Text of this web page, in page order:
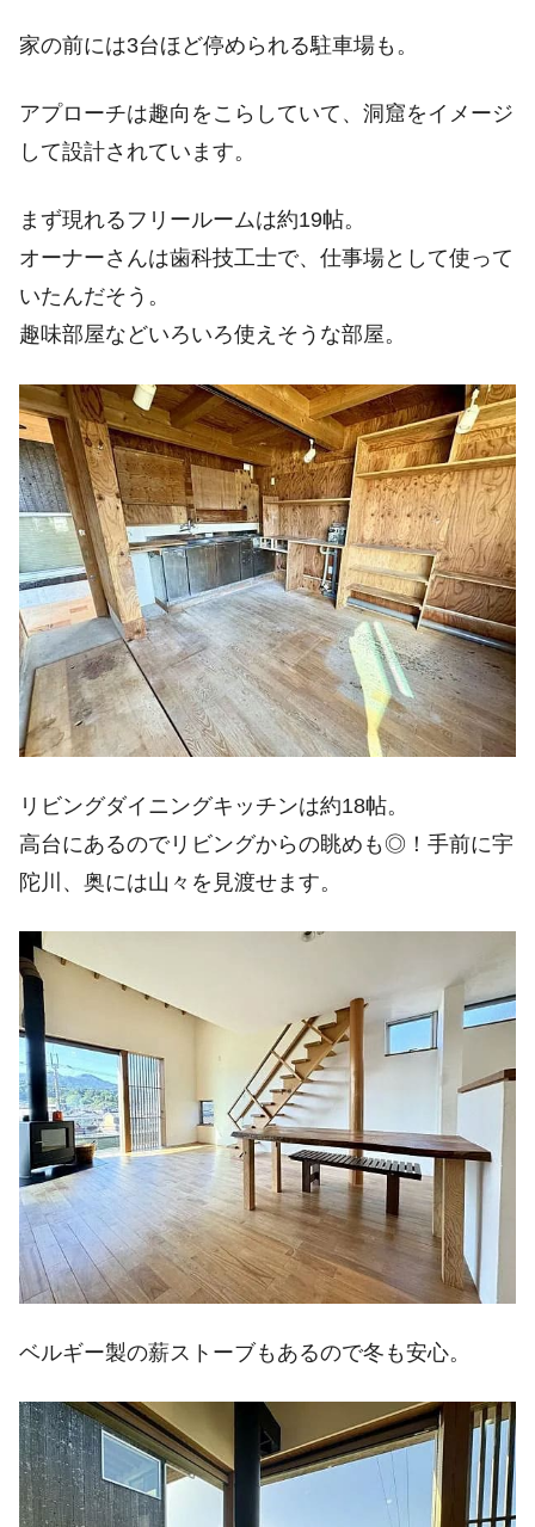
家の前には3台ほど停められる駐車場も。
アプローチは趣向をこらしていて、洞窟をイメージ
して設計されています。
まず現れるフリールームは約19帖。
オーナーさんは歯科技工士で、仕事場として使って
いたんだそう。
趣味部屋などいろいろ使えそうな部屋。
リビングダイニングキッチンは約18帖。
高台にあるのでリビングからの眺めも◎！手前に宇
陀川、奥には山々を見渡せます。
ベルギー製の薪ストーブもあるので冬も安心。